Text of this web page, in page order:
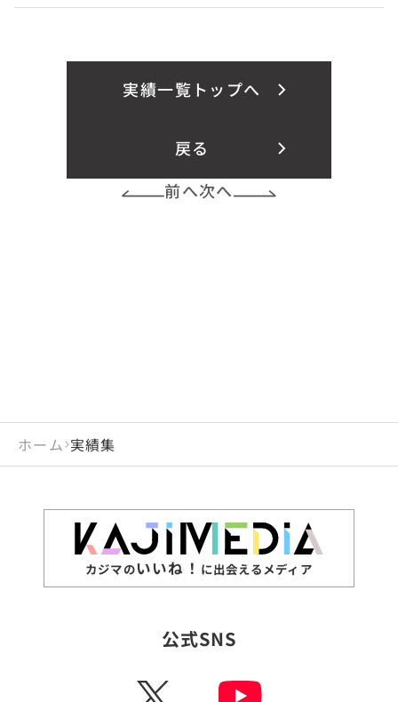
実績一覧トップへ
戻る
前へ次へ
ホーム 実績集
カジマのいいね！ に出会えるメディア
公式SNS
X